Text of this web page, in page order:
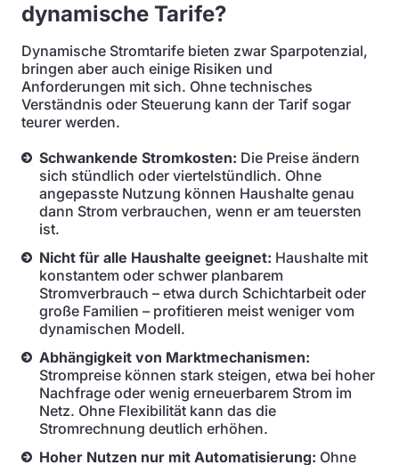
dynamische Tarife?
Dynamische Stromtarife bieten zwar Sparpotenzial,
bringen aber auch einige Risiken und
Anforderungen mit sich. Ohne technisches
Verständnis oder Steuerung kann der Tarif sogar
teurer werden.
Schwankende Stromkosten: Die Preise ändern
sich stündlich oder viertelstündlich. Ohne
angepasste Nutzung können Haushalte genau
dann Strom verbrauchen, wenn er am teuersten
ist.
Nicht für alle Haushalte geeignet: Haushalte mit
konstantem oder schwer planbarem
Stromverbrauch – etwa durch Schichtarbeit oder
große Familien – profitieren meist weniger vom
dynamischen Modell.
Abhängigkeit von Marktmechanismen:
Strompreise können stark steigen, etwa bei hoher
Nachfrage oder wenig erneuerbarem Strom im
Netz. Ohne Flexibilität kann das die
Stromrechnung deutlich erhöhen.
Hoher Nutzen nur mit Automatisierung: Ohne